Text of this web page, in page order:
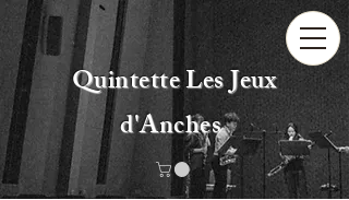
Quintette Les Jeux
d'Anches